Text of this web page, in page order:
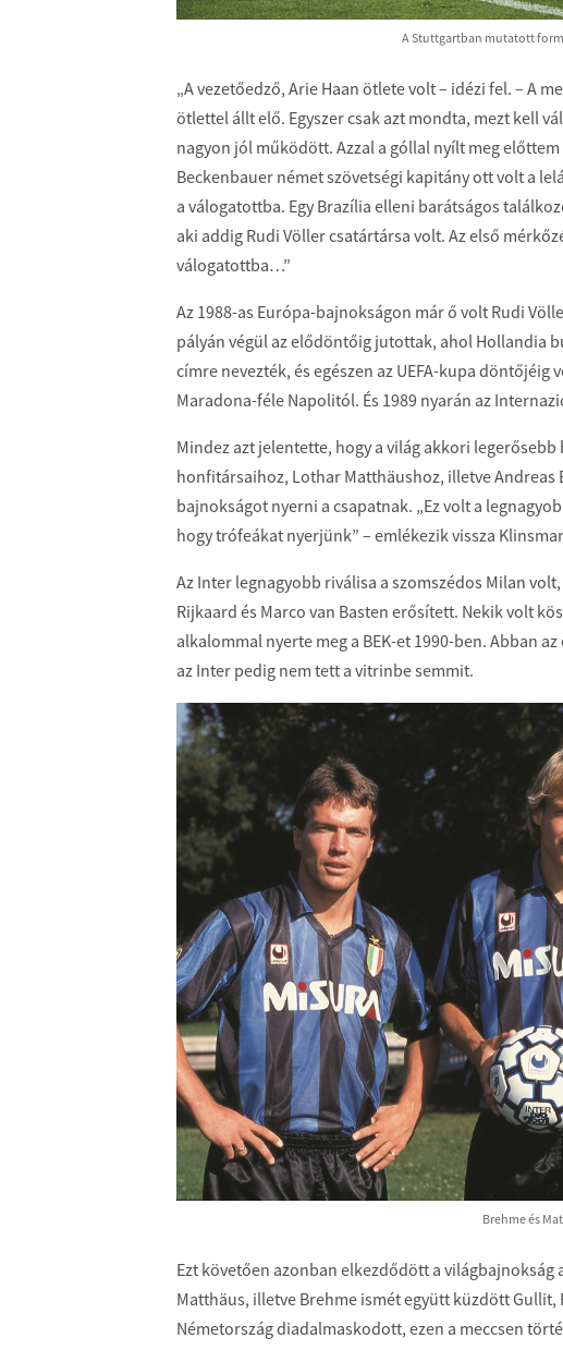
A Stuttgartban mutatott
„A vezetőedző, Arie Haan ötlete volt – idézi fel. – A
ötlettel állt elő. Egyszer csak azt mondta, mezt kell
nagyon jól működött. Azzal a góllal nyílt meg
Beckenbauer német szövetségi kapitány ott volt a
a válogatottba. Egy Brazília elleni barátságos
aki addig Rudi Völler csatártársa volt. Az első
válogatottba…”
Az 1988-as Európa-bajnokságon már ő volt Rudi
pályán végül az elődöntőig jutottak, ahol Hollandia
címre nevezték, és egészen az UEFA-kupa
Maradona-féle Napolitól. És 1989 nyarán az
Mindez azt jelentette, hogy a világ akkori
honfitársaihoz, Lothar Matthäushoz, illetve
bajnokságot nyerni a csapatnak. „Ez volt a
hogy trófeákat nyerjünk” – emlékezik vissza
Az Inter legnagyobb riválisa a szomszédos Milan
Rijkaard és Marco van Basten erősített. Nekik volt
alkalommal nyerte meg a BEK-et 1990-ben. Abban
az Inter pedig nem tett a vitrinbe semmit.
Brehme és
Ezt követően azonban elkezdődött a
Matthäus, illetve Brehme ismét együtt küzdött
Németország diadalmaskodott, ezen a meccsen